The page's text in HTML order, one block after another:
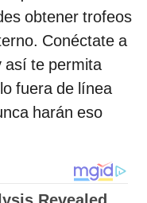
obtener trofeos
Conéctate a
así te permita
fuera de línea
harán eso